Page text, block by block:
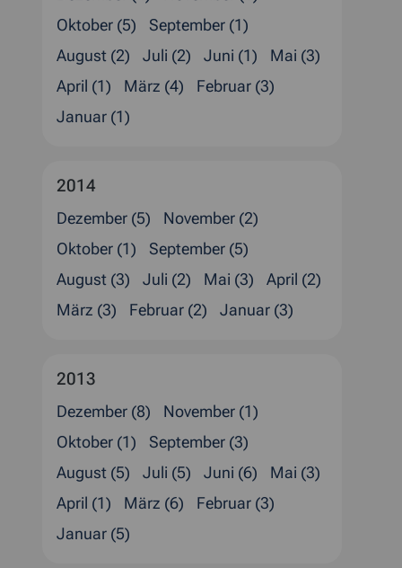
Oktober (5)
September (1)
August (2)
Juli (2) Juni (1)
Mai (3)
April (1)
März (4)
Februar (3)
Januar (1)
2014
Dezember (5)
November (2)
Oktober (1)
September (5)
August (3)
Juli (2) Mai (3)
April (2)
März (3)
Februar (2) Januar (3)
2013
Dezember (8)
November (1)
Oktober (1)
September (3)
August (5)
Juli (5) Juni (6)
Mai (3)
April (1)
März (6)
Februar (3)
Januar (5)